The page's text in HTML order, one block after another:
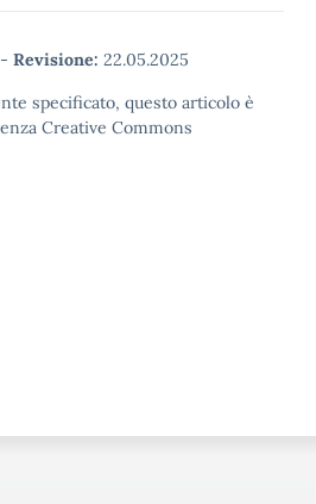
- Revisione: 22.05.2025
specificato, questo articolo è
Creative Commons